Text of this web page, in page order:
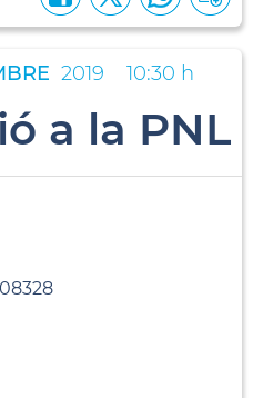
2019 10:30 h
a la PNL